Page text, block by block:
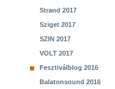
Strand 2017
Sziget 2017
SZIN 2017
VOLT 2017
Fesztiválblog 2016
Balatonsound 2016